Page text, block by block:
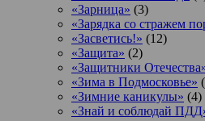
«Зарница» (3)
«Зарядка со стражем
«Засветись!» (12)
«Защита» (2)
«Защитники
«Зима в Подмосковье»
«Зимние каникулы» (4)
«Знай и соблюдай